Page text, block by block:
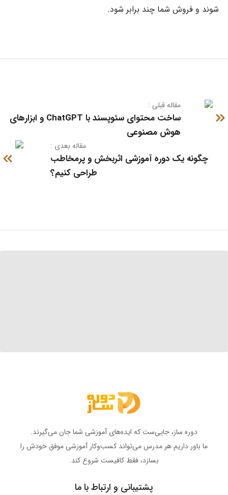
شوند و فروش شما چند برابر شود.
مقاله قبلی :
ساخت محتوای سئوپسند با ChatGPT و ابزارهای
هوش مصنوعی
: مقاله بعدی
چگونه یک دوره آموزشی اثربخش و پرمخاطب
طراحی کنیم؟
دوره ساز، جایی‌ست که ایده‌های آموزشی شما جان می‌گیرند.
ما باور داریم هر مدرس می‌تواند کسب‌وکار آموزشی موفق خودش را
بسازد، فقط کافیست شروع کند.
پشتیبانی و ارتباط با ما